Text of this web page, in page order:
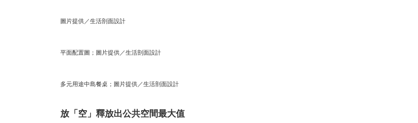
圖片提供／生活剖面設計
平面配置圖；圖片提供／生活剖面設計
多元用途中島餐桌；圖片提供／生活剖面設計
放 「空」釋放出公共空間最大值